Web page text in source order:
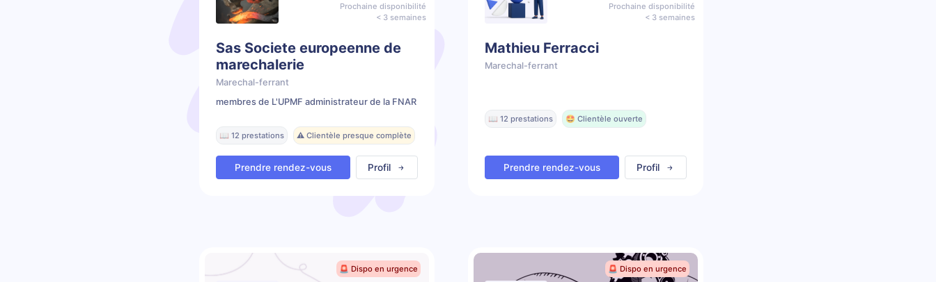
Prochaine disponibilité
< 3 semaines
Sas Societe europeenne de
marechalerie
Marechal-ferrant
membres de L'UPMF administrateur de la FNAR
📖 12 prestations ⚠️ Clientèle presque complète
Prendre rendez-vous Profil
Prochaine disponibilité
< 3 semaines
Mathieu Ferracci
Marechal-ferrant
📖 12 prestations 🤩 Clientèle ouverte
Prendre rendez-vous Profil
🚨 Dispo en urgence 🚨 Dispo en urgence